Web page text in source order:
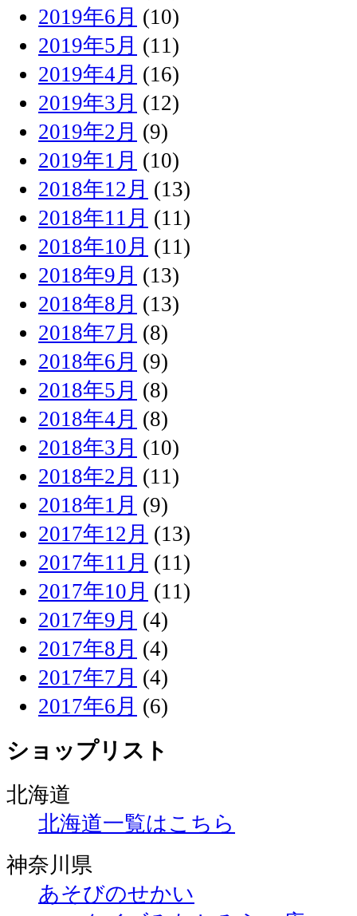
2019年6月 (10)
2019年5月 (11)
2019年4月 (16)
2019年3月 (12)
2019年2月 (9)
2019年1月 (10)
2018年12月 (13)
2018年11月 (11)
2018年10月 (11)
2018年9月 (13)
2018年8月 (13)
2018年7月 (8)
2018年6月 (9)
2018年5月 (8)
2018年4月 (8)
2018年3月 (10)
2018年2月 (11)
2018年1月 (9)
2017年12月 (13)
2017年11月 (11)
2017年10月 (11)
2017年9月 (4)
2017年8月 (4)
2017年7月 (4)
2017年6月 (6)
ショップリスト
北海道
北海道一覧はこちら
神奈川県
あそびのせかい